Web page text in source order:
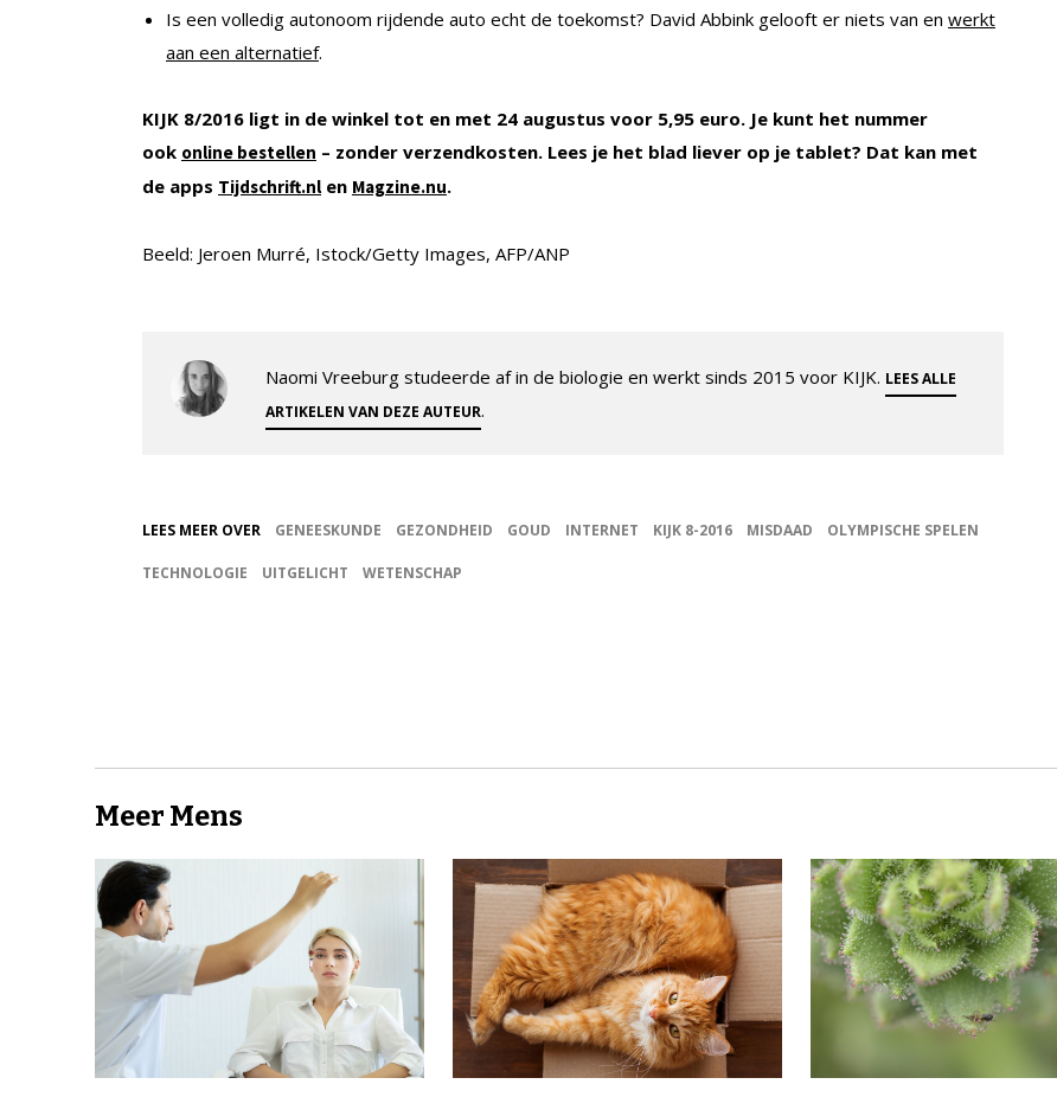
Is een volledig autonoom rijdende auto echt de toekomst? David Abbink gelooft er niets van en werkt
aan een alternatief.
KIJK 8/2016 ligt in de winkel tot en met 24 augustus voor 5,95 euro. Je kunt het nummer
ook online bestellen – zonder verzendkosten. Lees je het blad liever op je tablet? Dat kan met
de apps Tijdschrift.nl en Magzine.nu.
Beeld: Jeroen Murré, Istock/Getty Images, AFP/ANP
Naomi Vreeburg studeerde af in de biologie en werkt sinds 2015 voor KIJK. LEES ALLE
ARTIKELEN VAN DEZE AUTEUR.
LEES MEER OVER GENEESKUNDE GEZONDHEID GOUD INTERNET KIJK 8-2016 MISDAAD OLYMPISCHE SPELEN
TECHNOLOGIE UITGELICHT WETENSCHAP
Meer Mens